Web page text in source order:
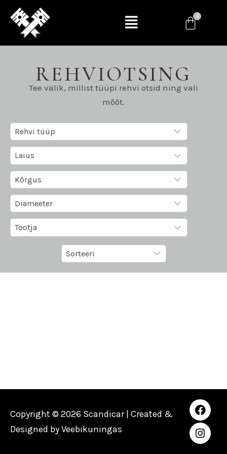
REHVIOTSING
Tee valik, millist tüüpi rehvi otsid ning vali
mõõt.
Copyright © 2026 Scandicar | Created &
Designed byVeebikuningas